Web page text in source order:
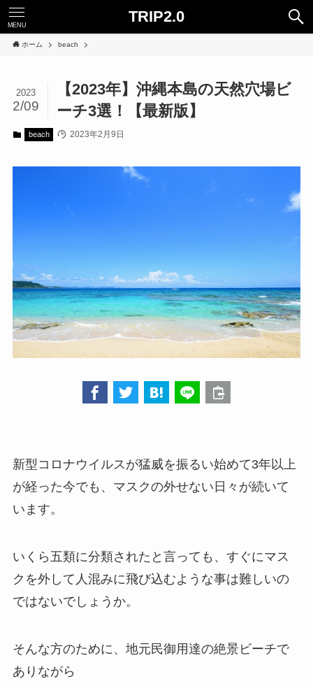
TRIP2.0
MENU
ホーム beach
【2023年】沖縄本島の天然穴場ビ
ーチ3選！【最新版】
2023
2/09
beach 2023年2月9日
新型コロナウイルスが猛威を振るい始めて3年以上
が経った今でも、マスクの外せない日々が続いて
います。
いくら五類に分類されたと言っても、すぐにマス
クを外して人混みに飛び込むような事は難しいの
ではないでしょうか。
そんな方のために、地元民御用達の絶景ビーチで
ありながら